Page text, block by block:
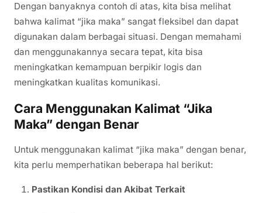
Dengan banyaknya contoh di atas, kita bisa melihat
bahwa kalimat “jika maka” sangat fleksibel dan dapat
digunakan dalam berbagai situasi. Dengan memahami
dan menggunakannya secara tepat, kita bisa
meningkatkan kemampuan berpikir logis dan
meningkatkan kualitas komunikasi.
Cara Menggunakan Kalimat “Jika
Maka” dengan Benar
Untuk menggunakan kalimat “jika maka” dengan benar,
kita perlu memperhatikan beberapa hal berikut:
Pastikan Kondisi dan Akibat Terkait